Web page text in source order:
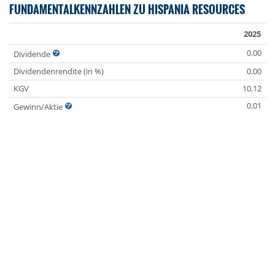
FUNDAMENTALKENNZAHLEN ZU HISPANIA RESOURCES
2025
Dividende
0.00
Dividendenrendite (in %)
0.00
KGV
10.12
Gewinn/Aktie
0.01